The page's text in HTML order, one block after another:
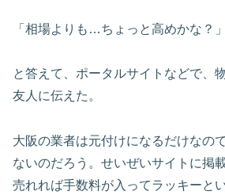
「相場よりも…ちょっと高めかな？」
と答えて、ポータルサイトなどで、
友人に伝えた。
大阪の業者は元付けになるだけなの
ないのだろう。せいぜいサイトに掲
売れれば手数料が入ってラッキーと